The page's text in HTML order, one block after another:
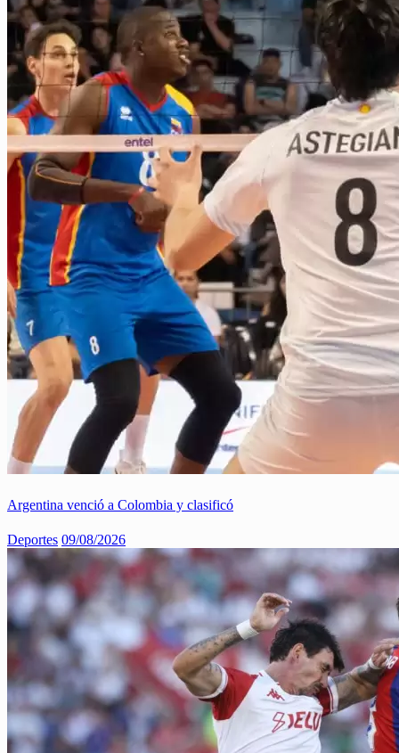
Argentina venció a Colombia y clasificó
Deportes 09/08/2026